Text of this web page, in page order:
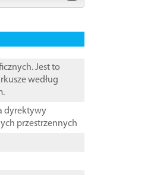
Jest to
według
dyrektywy
przestrzennych